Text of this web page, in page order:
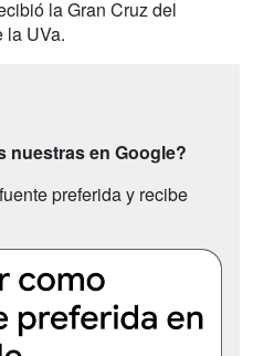
la Gran Cruz del
la UVa.
nuestras en Google?
preferida y recibe